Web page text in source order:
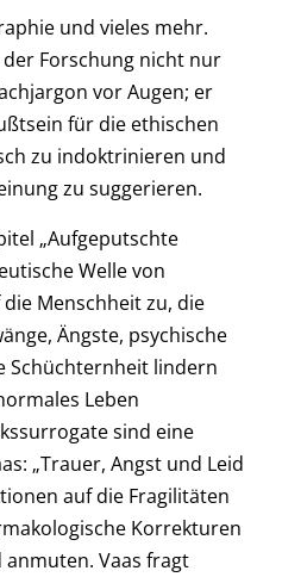
und vieles mehr.
Forschung nicht nur
vor Augen; er
für die ethischen
zu indoktrinieren und
zu suggerieren.
„Aufgeputschte
Welle von
Menschheit zu, die
Ängste, psychische
Schüchternheit lindern
Leben
sind eine
„Trauer, Angst und Leid
auf die Fragilitäten
Korrekturen
Vaas fragt